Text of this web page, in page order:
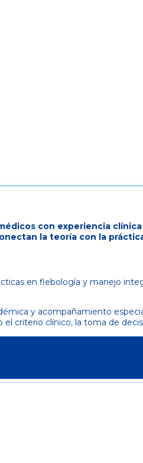
con experiencia
la teoría con la
en flebología y manejo
y acompañamiento
criterio clínico, la toma de